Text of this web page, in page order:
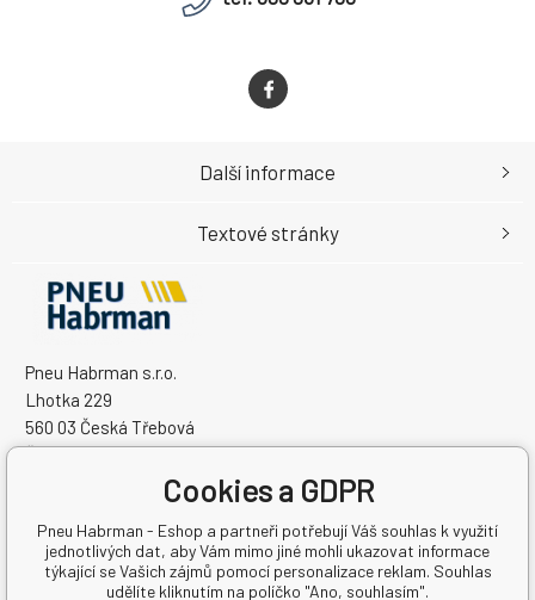
Pneu Habrman s.r.o.
Lhotka 229
560 03 Česká Třebová
Česká Republika
Další informace
Textové stránky
Cookies a GDPR
Pneu Habrman - Eshop a partneři potřebují Váš souhlas k využití
jednotlivých dat, aby Vám mimo jiné mohli ukazovat informace
týkající se Vašich zájmů pomocí personalizace reklam. Souhlas
udělíte kliknutím na políčko "Ano, souhlasím".